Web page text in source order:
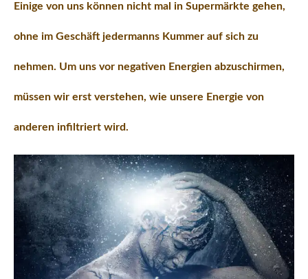
Einige von uns können nicht mal in Supermärkte gehen,
ohne im Geschäft jedermanns Kummer auf sich zu
nehmen. Um uns vor negativen Energien abzuschirmen,
müssen wir erst verstehen, wie unsere Energie von
anderen infiltriert wird.